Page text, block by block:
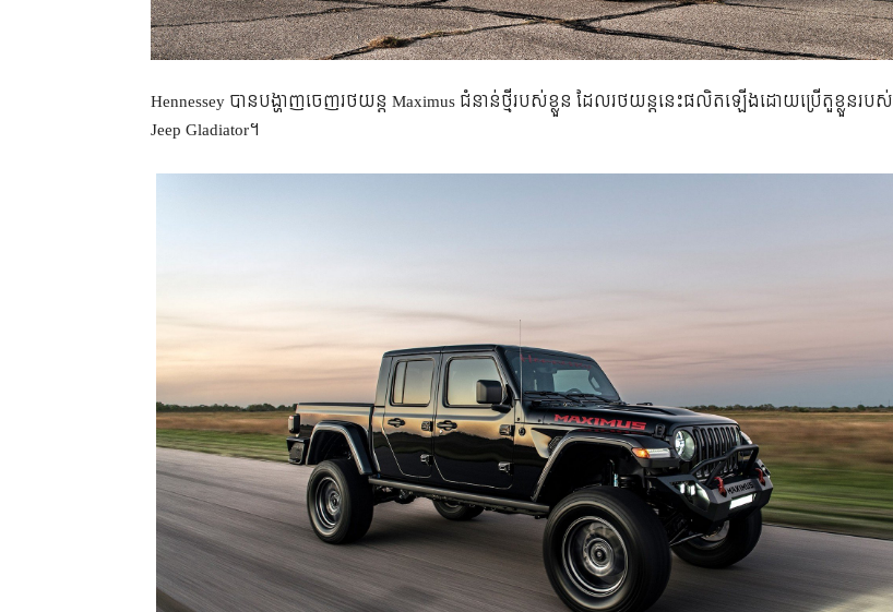
Hennessey បាន​បង្ហាញ​ចេញ​រថយន្ត​ Maximus ជំនាន់​ថ្មី​របស់​ខ្លួន ដែល​រថយន្ត​នេះ​ផលិត​ឡើង​​ដោយ​ប្រើ​តួ​ខ្លួន​របស់
Jeep Gladiator។